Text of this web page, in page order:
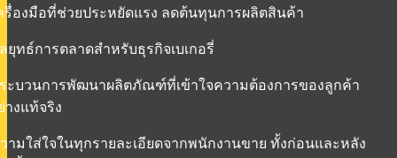
รื่องมือที่ช่วยประหยัดแรง ลดต้นทุนการผลิตสินค้า
ยุทธ์การตลาดสำหรับธุรกิจเบเกอรี่
ระบวนการพัฒนาผลิตภัณฑ์ที่เข้าใจความต้องการของลูกค้า
งแท้จริง
ามใส่ใจในทุกรายละเอียดจากพนักงานขาย ทั้งก่อนและหลัง